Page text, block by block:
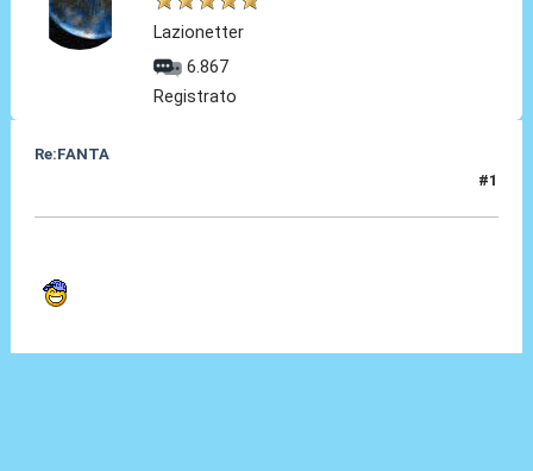
Lazionetter
6.867
Registrato
Re:FANTA
#1